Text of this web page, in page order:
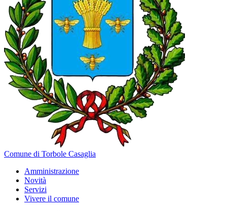
Comune di Torbole Casaglia
Amministrazione
Novità
Servizi
Vivere il comune